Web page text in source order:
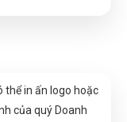
thể in ấn logo hoặc
của quý Doanh